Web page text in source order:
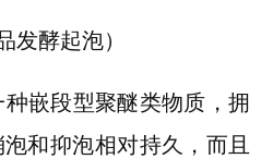
发酵起泡）
种嵌段型聚醚类物质，拥
和抑泡相对持久，而且